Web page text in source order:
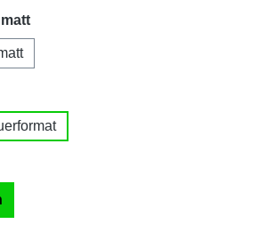
auswählen